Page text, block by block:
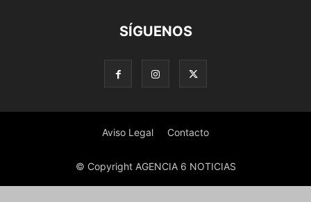
SÍGUENOS
Aviso Legal Contacto
© Copyright AGENCIA 6 NOTICIAS